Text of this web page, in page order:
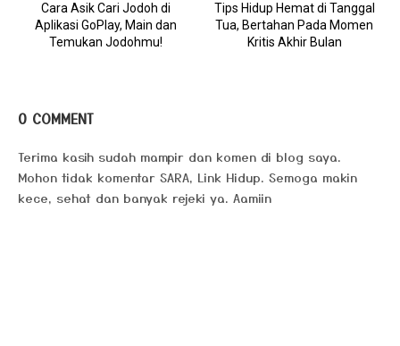
Cara Asik Cari Jodoh di
Aplikasi GoPlay, Main dan
Temukan Jodohmu!
Tips Hidup Hemat di Tanggal
Tua, Bertahan Pada Momen
Kritis Akhir Bulan
0 COMMENT
Terima kasih sudah mampir dan komen di blog saya.
Mohon tidak komentar SARA, Link Hidup. Semoga makin
kece, sehat dan banyak rejeki ya. Aamiin